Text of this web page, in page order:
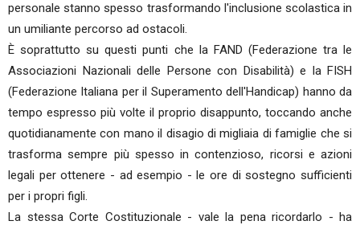
personale stanno spesso trasformando l'inclusione scolastica in
un umiliante percorso ad ostacoli.
È soprattutto su questi punti che la FAND (Federazione tra le
Associazioni Nazionali delle Persone con Disabilità) e la FISH
(Federazione Italiana per il Superamento dell'Handicap) hanno da
tempo espresso più volte il proprio disappunto, toccando anche
quotidianamente con mano il disagio di migliaia di famiglie che si
trasforma sempre più spesso in contenzioso, ricorsi e azioni
legali per ottenere - ad esempio - le ore di sostegno sufficienti
per i propri figli.
La stessa Corte Costituzionale - vale la pena ricordarlo - ha